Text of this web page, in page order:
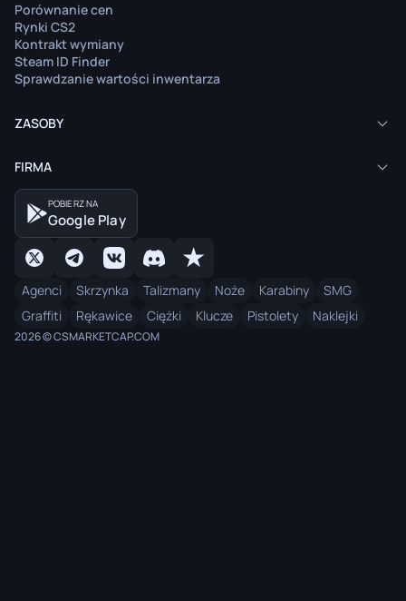
Porównanie cen
Rynki CS2
Kontrakt wymiany
Steam ID Finder
Sprawdzanie wartości inwentarza
ZASOBY
FIRMA
POBIERZ NA
Google Play
Agenci Skrzynka Talizmany Noże Karabiny
SMG
Graffiti
Rękawice Ciężki Klucze Pistolety Naklejki
2026 © CSMARKETCAP.COM